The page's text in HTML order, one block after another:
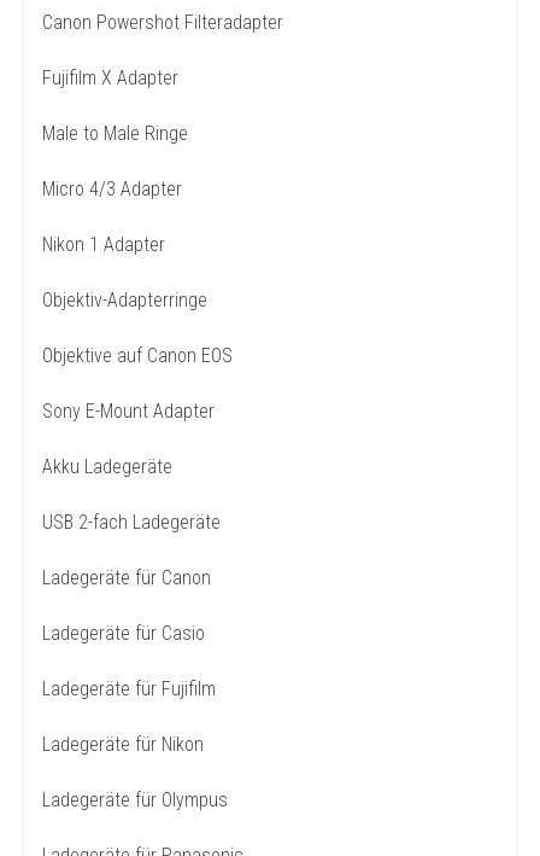
Canon Powershot Filteradapter
Fujifilm X Adapter
Male to Male Ringe
Micro 4/3 Adapter
Nikon 1 Adapter
Objektiv-Adapterringe
Objektive auf Canon EOS
Sony E-Mount Adapter
Akku Ladegeräte
USB 2-fach Ladegeräte
Ladegeräte für Canon
Ladegeräte für Casio
Ladegeräte für Fujifilm
Ladegeräte für Nikon
Ladegeräte für Olympus